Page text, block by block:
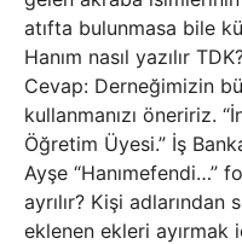
atıfta bulunmasa bile
Hanım nasıl yazılır
Cevap: Derneğimizin
kullanmanızı öneririz.
Öğretim Üyesi.” İş
Ayşe “Hanımefendi…”
ayrılır? Kişi
eklenen ekleri ayırmak